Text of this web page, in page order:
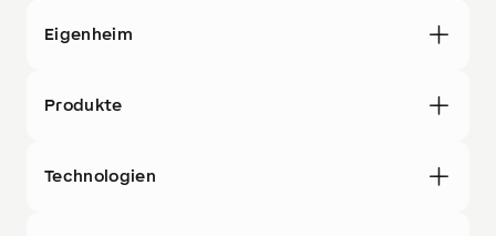
Eigenheim
Produkte
Technologien